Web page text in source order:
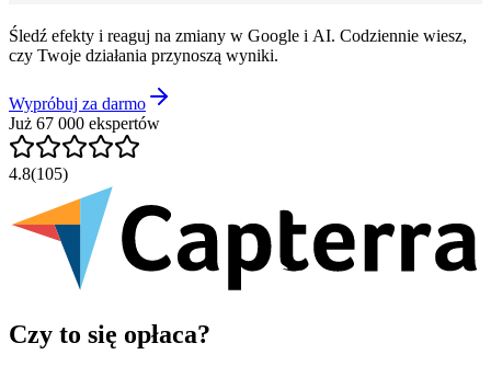
Śledź efekty i reaguj na zmiany w Google i AI. Codziennie wiesz,
czy Twoje działania przynoszą wyniki.
Wypróbuj za darmo
Już 67 000 ekspertów
4.8(105)
Czy to się opłaca?